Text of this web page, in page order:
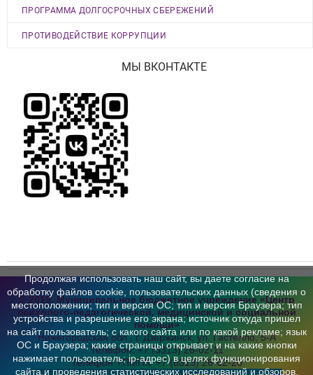
ПРОГРАММА ДОЛГОСРОЧНЫХ СБЕРЕЖЕНИЙ
ПРОТИВОДЕЙСТВИЕ КОРРУПЦИИ
МЫ ВКОНТАКТЕ
© 2019, Муниципальное бюджетное учреждение «Центр
психолого-педагогической, медицинской и социальной
помощи»
Нижегородская обл., г. Дзержинск,ул. Гастелло, 5-А
Телефон:+7 (8313) 26-02-11
Телефон ТПМПК:+7 (8313) 26-62-20
Продолжая использовать наш сайт, вы даете согласие на
обработку файлов cookie, пользовательских данных (сведения о
местоположении; тип и версия ОС; тип и версия Браузера; тип
устройства и разрешение его экрана; источник откуда пришел
на сайт пользователь; с какого сайта или по какой рекламе; язык
ОС и Браузера; какие страницы открывает и на какие кнопки
нажимает пользователь; ip-адрес) в целях функционирования
сайта и проведения статистических исследований и обзоров.